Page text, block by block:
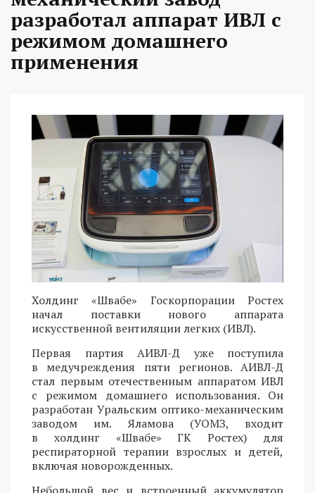
разработал аппарат ИВЛ с
режимом домашнего
применения
Холдинг «Швабе» Госкорпорации Ростех
начал поставки нового аппарата
искусственной вентиляции легких (ИВЛ).
Первая партия АИВЛ-Д уже поступила
в медучреждения пяти регионов. АИВЛ-Д
стал первым отечественным аппаратом ИВЛ
с режимом домашнего использования. Он
разработан Уральским оптико-механическим
заводом им. Яламова (УОМЗ, входит
в холдинг «Швабе» ГК Ростех) для
респираторной терапии взрослых и детей,
включая новорожденных.
Небольшой вес и встроенный аккумулятор